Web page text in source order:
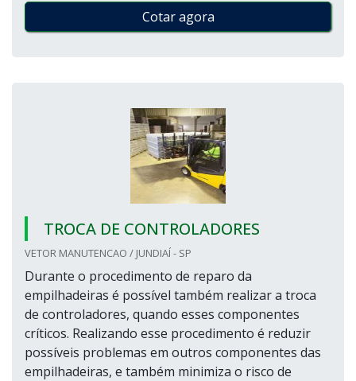
Cotar agora
TROCA DE CONTROLADORES
VETOR MANUTENCAO / JUNDIAÍ - SP
Durante o procedimento de reparo da
empilhadeiras é possível também realizar a troca
de controladores, quando esses componentes
críticos. Realizando esse procedimento é reduzir
possíveis problemas em outros componentes das
empilhadeiras, e também minimiza o risco de